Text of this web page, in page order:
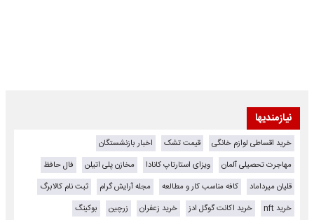
نیازمندیها
خرید اقساطی لوازم خانگی قیمت تشک
اخبار بازنشستگان
مهاجرت تحصیلی آلمان
ویزای استارتاپ کانادا مخازن پلی اتیلن
فال حافظ
قلیان میرداماد
کافه مناسب کار و مطالعه مجله آرایش گرام
ثبت نام کالابرگ
خرید nft
خرید اکانت گوگل ادز خرید زعفران زرچین
بوکینگ